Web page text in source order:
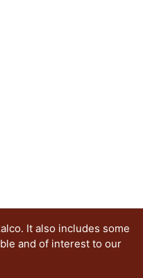
It also includes some
and of interest to our